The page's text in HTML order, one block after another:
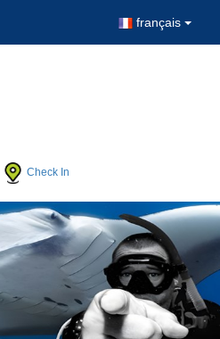
français
Check In